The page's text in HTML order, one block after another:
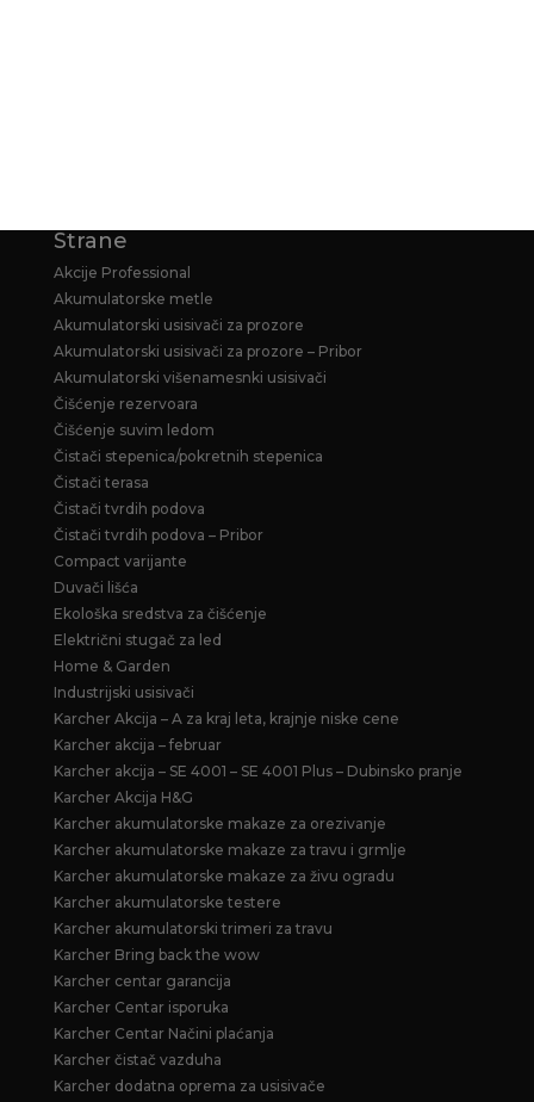
Strane
Akcije Professional
Akumulatorske metle
Akumulatorski usisivači za prozore
Akumulatorski usisivači za prozore – Pribor
Akumulatorski višenamesnki usisivači
Čišćenje rezervoara
Čišćenje suvim ledom
Čistači stepenica/pokretnih stepenica
Čistači terasa
Čistači tvrdih podova
Čistači tvrdih podova – Pribor
Compact varijante
Duvači lišća
Ekološka sredstva za čišćenje
Električni stugač za led
Home & Garden
Industrijski usisivači
Karcher Akcija – A za kraj leta, krajnje niske cene
Karcher akcija – februar
Karcher akcija – SE 4001 – SE 4001 Plus – Dubinsko pranje
Karcher Akcija H&G
Karcher akumulatorske makaze za orezivanje
Karcher akumulatorske makaze za travu i grmlje
Karcher akumulatorske makaze za živu ogradu
Karcher akumulatorske testere
Karcher akumulatorski trimeri za travu
Karcher Bring back the wow
Karcher centar garancija
Karcher Centar isporuka
Karcher Centar Načini plaćanja
Karcher čistač vazduha
Karcher dodatna oprema za usisivače